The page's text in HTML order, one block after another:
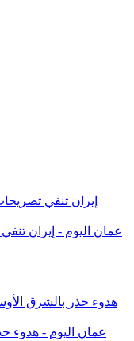
إيران تنفي
هدوء حذر بالشرق